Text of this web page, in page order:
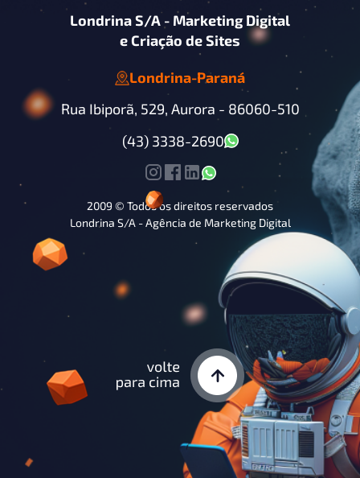
Londrina S/A - Marketing Digital
e Criação de Sites
Londrina-Paraná
Rua Ibiporã, 529, Aurora - 86060-510
(43) 3338-2690
2009 © Todos os direitos reservados
Londrina S/A - Agência de Marketing Digital